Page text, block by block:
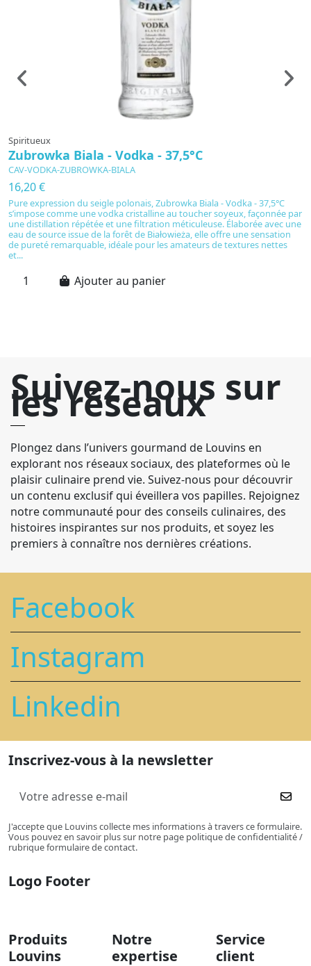
Spiritueux
Zubrowka Biala - Vodka - 37,5°C
CAV-VODKA-ZUBROWKA-BIALA
16,20 €
Pure expression du seigle polonais, Zubrowka Biala - Vodka - 37,5°C
s’impose comme une vodka cristalline au toucher soyeux, façonnée par
une distillation répétée et une filtration méticuleuse. Élaborée avec une
eau de source issue de la forêt de Białowieża, elle offre une sensation
de pureté remarquable, idéale pour les amateurs de textures nettes
et...
Ajouter au panier
Suivez-nous sur
les réseaux
Plongez dans l’univers gourmand de Louvins en
explorant nos réseaux sociaux, des plateformes où le
plaisir culinaire prend vie. Suivez-nous pour découvrir
un contenu exclusif qui éveillera vos papilles. Rejoignez
notre communauté pour des conseils culinaires, des
histoires inspirantes sur nos produits, et soyez les
premiers à connaître nos dernières créations.
Facebook
Instagram
Linkedin
Inscrivez-vous à la newsletter
J'accepte que Louvins collecte mes informations à travers ce formulaire.
Vous pouvez en savoir plus sur notre page politique de confidentialité /
rubrique formulaire de contact.
Logo Footer
Produits
Louvins
Notre
expertise
Service
client